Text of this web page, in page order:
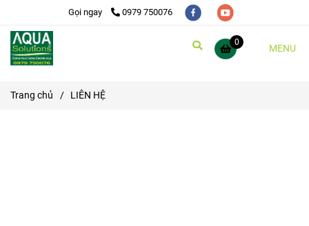
Gọi ngay 0979 750076
0
MENU
Trang chủ / LIÊN HỆ